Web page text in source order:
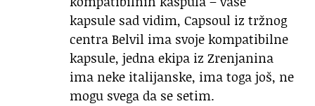
kapsule sad vidim, Capsoul iz tržnog
centra Belvil ima svoje kompatibilne
kapsule, jedna ekipa iz Zrenjanina
ima neke italijanske, ima toga još, ne
mogu svega da se setim.